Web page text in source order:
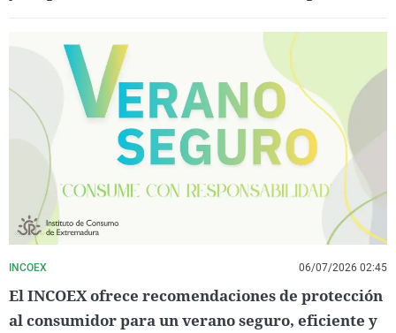
INCOEX 06/07/2026 02:45
El INCOEX ofrece recomendaciones de protección
al consumidor para un verano seguro, eficiente y